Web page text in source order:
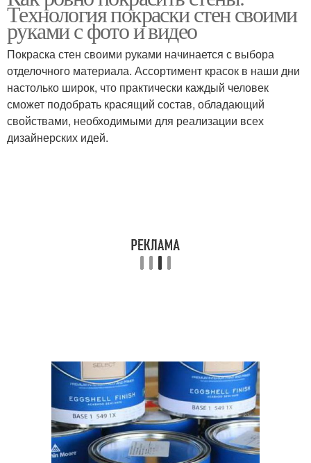
Технология покраски стен своими
руками с фото и видео
Покраска стен своими руками начинается с выбора
отделочного материала. Ассортимент красок в наши дни
настолько широк, что практически каждый человек
сможет подобрать красящий состав, обладающий
свойствами, необходимыми для реализации всех
дизайнерских идей.